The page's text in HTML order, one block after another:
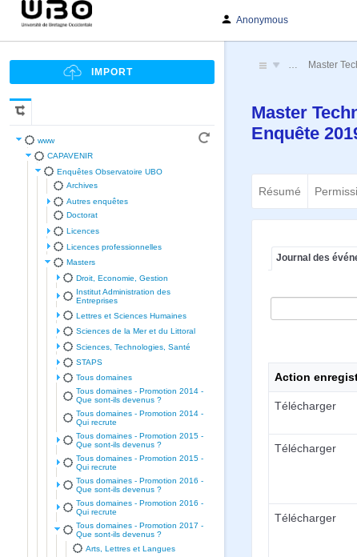
Anonymous
www
CAPAVENIR
Enquêtes Observatoire UBO
Archives
Autres enquêtes
Doctorat
Licences
Licences professionnelles
Masters
Droit, Economie, Gestion
Institut Administration des
Entreprises
Lettres et Sciences Humaines
Sciences de la Mer et du Littoral
Sciences, Technologies, Santé
STAPS
Tous domaines
Tous domaines - Promotion 2014 -
Que sont-ils devenus ?
Tous domaines - Promotion 2014 -
Qui recrute
Tous domaines - Promotion 2015 -
Que sont-ils devenus ?
Tous domaines - Promotion 2015 -
Qui recrute
Tous domaines - Promotion 2016 -
Que sont-ils devenus ?
Tous domaines - Promotion 2016 -
Qui recrute
Tous domaines - Promotion 2017 -
Que sont-ils devenus ?
Arts, Lettres et Langues
… Master
Master
Enquête
Résumé
Journal des
Action
Télécharger
Télécharger
Télécharger